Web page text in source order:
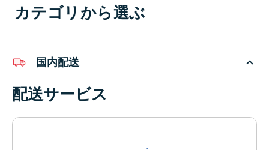
カテゴリから選ぶ
国内配送
配送サービス